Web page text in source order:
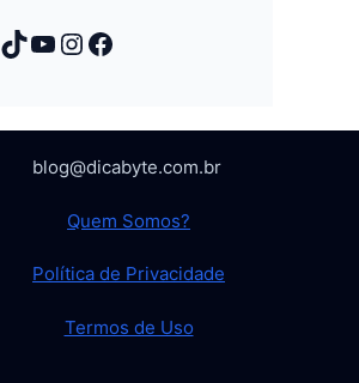
TikTok
Youtube
Instagram
Facebook
blog@dicabyte.com.br
Quem Somos?
Política de Privacidade
Termos de Uso